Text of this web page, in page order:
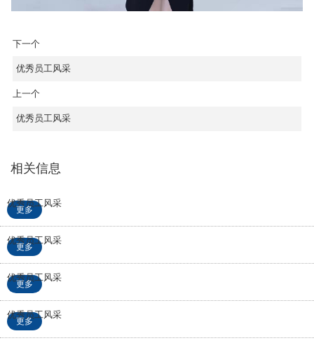
下一个
优秀员工风采
上一个
优秀员工风采
相关信息
优秀员工风采
优秀员工风采
优秀员工风采
优秀员工风采